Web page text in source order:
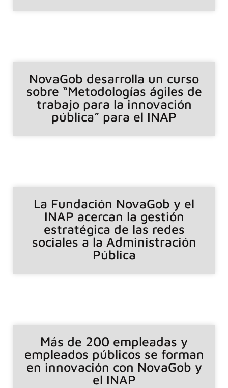
NovaGob desarrolla un curso
sobre “Metodologías ágiles de
trabajo para la innovación
pública” para el INAP
La Fundación NovaGob y el
INAP acercan la gestión
estratégica de las redes
sociales a la Administración
Pública
Más de 200 empleadas y
empleados públicos se forman
en innovación con NovaGob y
el INAP